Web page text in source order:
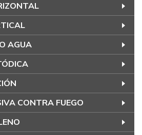
AGUA
CONTRA FUEGO